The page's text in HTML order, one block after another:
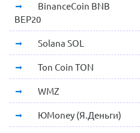
BinanceCoin BNB
BEP20
Solana SOL
Ton Coin TON
WMZ
ЮMoney (Я.Деньги)